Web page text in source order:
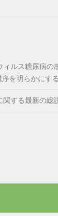
ィルス糖尿病の
を明らかにす
関する最新の総